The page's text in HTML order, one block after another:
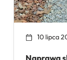
10 lipca
Naprawa